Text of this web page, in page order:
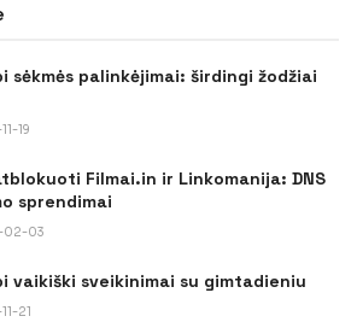
sėkmės palinkėjimai: širdingi žodžiai
19
Filmai.in ir Linkomanija: DNS
sprendimai
02-03
vaikiški sveikinimai su gimtadieniu
21